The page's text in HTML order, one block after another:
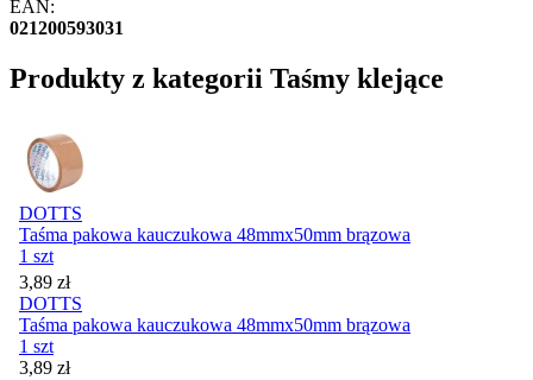
EAN:
021200593031
Produkty z kategorii Taśmy klejące
DOTTS
Taśma pakowa kauczukowa 48mmx50mm brązowa
1 szt
Cena
3,89 zł
DOTTS
Taśma pakowa kauczukowa 48mmx50mm brązowa
1 szt
Cena
3,89 zł